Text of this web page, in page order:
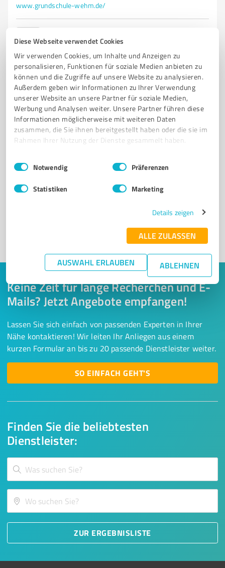
Diese Webseite verwendet Cookies
Wir verwenden Cookies, um Inhalte und Anzeigen zu
personalisieren, Funktionen für soziale Medien anbieten zu
können und die Zugriffe auf unsere Website zu analysieren.
Außerdem geben wir Informationen zu Ihrer Verwendung
unserer Website an unsere Partner für soziale Medien,
Werbung und Analysen weiter. Unsere Partner führen diese
Informationen möglicherweise mit weiteren Daten
zusammen, die Sie ihnen bereitgestellt haben oder die sie im
Rahmen Ihrer Nutzung der Dienste gesammelt haben.
Impressum Datenschutzbestimmungen
Einwilligungsauswahl
Notwendig Präferenzen
Statistiken Marketing
Details zeigen
ALLE ZULASSEN
AUSWAHL ERLAUBEN ABLEHNEN
www.grundschule-wehm.de/
Nicht bewertet0
Sie möchten auch hier gelistet werden?
Registrieren Sie sich jetzt und werden Sie ein von
1
Finden Sie die beliebtesten
Dienstleister:
ZUR ERGEBNISLISTE
Keine Zeit für lange Recherchen und E-
Mails? Jetzt Angebote empfangen!
Lassen Sie sich einfach von passenden Experten in Ihrer
Nähe kontaktieren! Wir leiten Ihr Anliegen aus einem
kurzen Formular an bis zu 20 passende Dienstleister weiter.
SO EINFACH GEHT'S